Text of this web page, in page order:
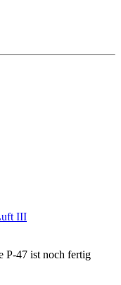
III
P-47 ist noch fertig